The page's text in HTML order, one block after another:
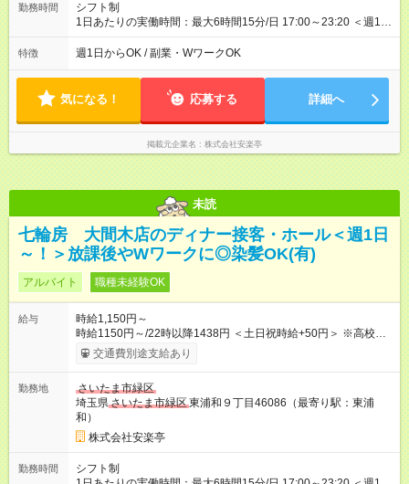
勤務時間
シフト制
1日あたりの実働時間：最大6時間15分/日 17:00～23:20 ＜週1日
～/短時間OK！＞ ※18歳未満・高校生は21:30までの勤務 ・シフ
トは自己申告制だから私生活優先でOK◎ ・週1日もあれば週5日
して短時間」など希望に合わせて働けます！
特徴 週1日からOK / 副業・WワークOK
気になる！ 応募する 詳細へ
掲載元企業名 株式会社安楽亭
未読
七輪房 大間木店のディナー接客・ホール＜週1日
～！＞放課後やWワークに◎染髪OK(有)
アルバイト 職種未経験OK
給与
時給1,150円～
時給1150円～/22時以降1438円 ＜土日祝時給+50円＞ ※高校生
時給1150円 【試用期間】試用期間あり 試用期間の長さ：12ヶ
月 雇用形態、給与は本採用時と同じです。 ※最大12ヶ月の間
交通費別途支給あり
勤務地
さいたま市緑区
埼玉県さいたま市緑区東浦和９丁目46086（最寄り駅：東浦
和）
株式会社安楽亭
勤務時間
シフト制